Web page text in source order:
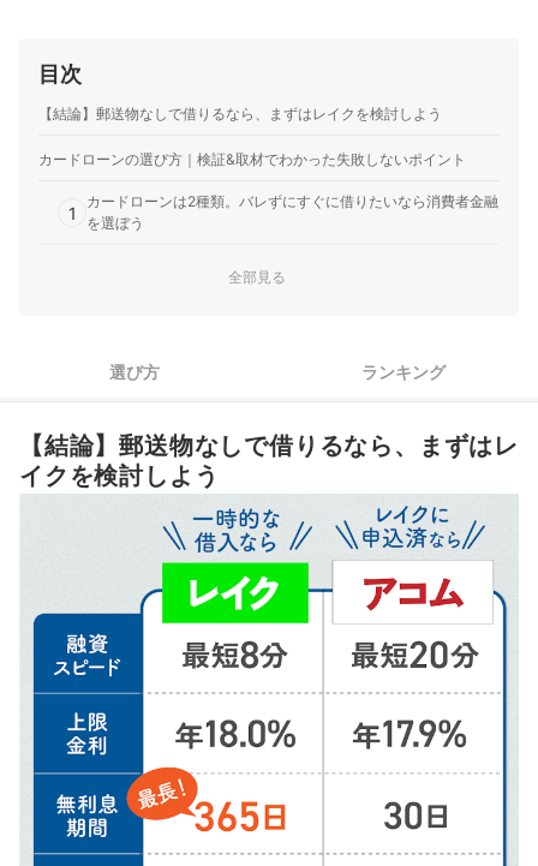
目次
【結論】郵送物なしで借りるなら、まずはレイクを検討しよう
カードローンの選び方｜検証&取材でわかった失敗しないポイント
1
カードローンは2種類。バレずにすぐに借りたいなら消費者金融
を選ぼう
4
5
まとまった額を借りる人こそ、無利息期間を確認。レイクは条
件次第で最大365日
郵送物なしのカードローン全17選おすすめ人気ランキング
バレたくないなら郵送物以外のバレ対策もチェックしておこう
郵送物ありだとどんな書類が送られてくる？
郵送物は配達指定できる？
延滞時の督促状は基本郵送なので返済忘れは禁物
全部見る
選び方 ランキング
【結論】郵送物なしで借りるなら、まずはレ
イクを検討しよう